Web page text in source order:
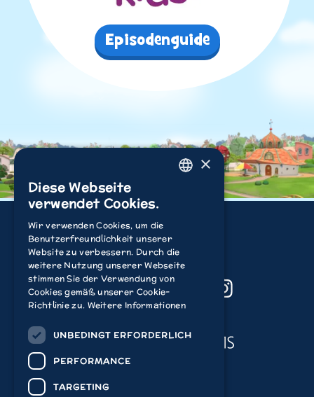
Episodenguide
YouTubeFacebook Instagram
Acamar Films
FRENCH
GERMAN
SPANISH
×
Diese Webseite
verwendet Cookies.
Wir verwenden Cookies, um die
Benutzerfreundlichkeit unserer
Website zu verbessern. Durch die
weitere Nutzung unserer Webseite
stimmen Sie der Verwendung von
Cookies gemäß unserer Cookie-
Richtlinie zu. Weitere Informationen
UNBEDINGT ERFORDERLICH
PERFORMANCE
TARGETING